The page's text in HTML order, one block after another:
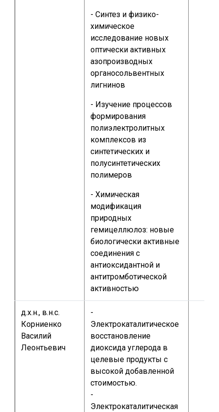
- Синтез и физико-
химическое
исследование новых
оптически активных
азопроизводных
органосольвентных
лигнинов
- Изучение процессов
формирования
полиэлектролитных
комплексов из
синтетических и
полусинтетических
полимеров
- Химическая
модификация
природных
гемицеллюлоз: новые
биологически активные
соединения с
антиоксидантной и
антитромботической
активностью
д.х.н., в.н.с.
Корниенко
Василий
Леонтьевич
-
Электрокаталитическое
восстановление
диоксида углерода в
целевые продукты с
высокой добавленной
стоимостью.
-
Электрокаталитическая